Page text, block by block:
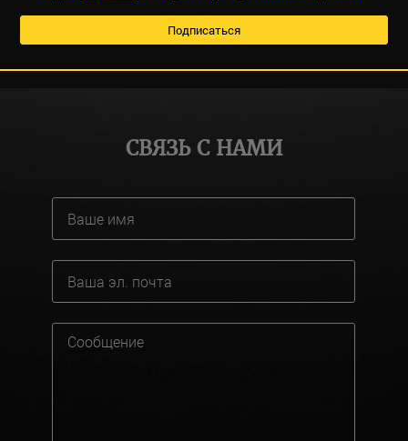
СВЯЗЬ С НАМИ